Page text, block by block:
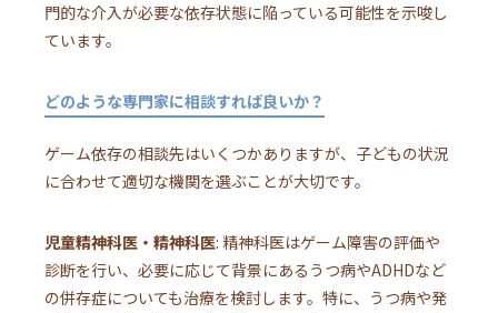
門的な介入が必要な依存状態に陥っている可能性を示唆し
ています。
どのような専門家に相談すれば良いか？
ゲーム依存の相談先はいくつかありますが、子どもの状況
に合わせて適切な機関を選ぶことが大切です。
児童精神科医・精神科医: 精神科医はゲーム障害の評価や
診断を行い、必要に応じて背景にあるうつ病やADHDなど
の併存症についても治療を検討します。特に、うつ病や発